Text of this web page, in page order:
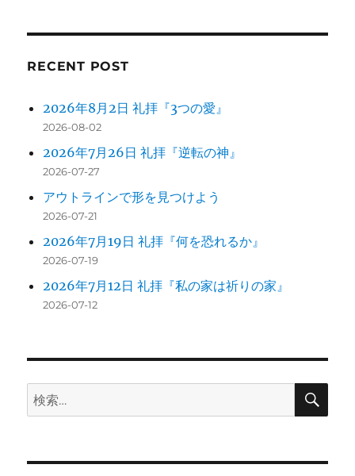
ン
RECENT POST
2026年8月2日 礼拝『3つの愛』
2026-08-02
2026年7月26日 礼拝『逆転の神』
2026-07-27
アウトラインで形を見つけよう
2026-07-21
2026年7月19日 礼拝『何を恐れるか』
2026-07-19
2026年7月12日 礼拝『私の家は祈りの家』
2026-07-12
検
索:
検